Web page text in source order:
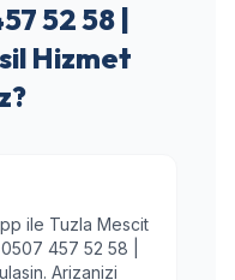
52 58 |
Hizmet
ile Tuzla Mescit
457 52 58 |
Arizanizi